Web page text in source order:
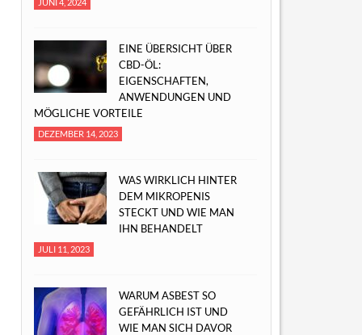
EINE ÜBERSICHT ÜBER
CBD-ÖL:
EIGENSCHAFTEN,
ANWENDUNGEN UND
MÖGLICHE VORTEILE
DEZEMBER 14, 2023
WAS WIRKLICH HINTER
DEM MIKROPENIS
STECKT UND WIE MAN
IHN BEHANDELT
JULI 11, 2023
WARUM ASBEST SO
GEFÄHRLICH IST UND
WIE MAN SICH DAVOR